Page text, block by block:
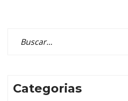
Categorias